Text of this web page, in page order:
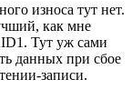
износа тут нет.
как мне
Тут уж сами
данных при сбое
записи.